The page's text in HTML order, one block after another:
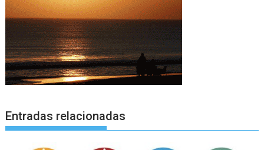
Entradas relacionadas